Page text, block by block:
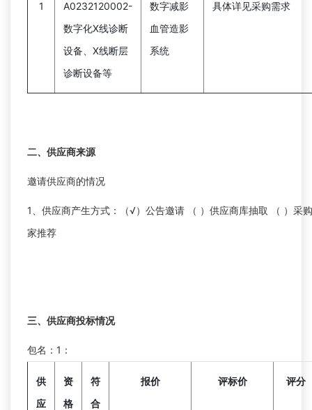
1
A0232120002-
数字化X线诊断
设备、X线断层
诊断设备等
数字减影
血管造影
系统
具体详见采购需求
二、供应商来源
邀请供应商的情况
1、供应商产生方式：（√）公告邀请 （ ）供应商库抽取 （ ）采
家推荐
三、供应商投标情况
包名：1：
供
应
资
格
符
合
报价 评标价 评分